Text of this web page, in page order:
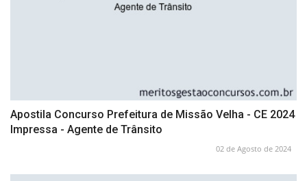
Apostila Concurso Prefeitura de Missão Velha - CE 2024
Impressa - Agente de Trânsito
02 de Agosto de 2024